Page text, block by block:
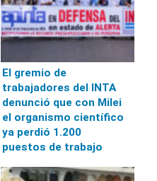
El gremio de
trabajadores del INTA
denunció que con Milei
el organismo científico
ya perdió 1.200
puestos de trabajo